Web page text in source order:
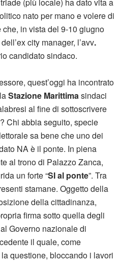
nato per mano e volere di
che, in vista del 9-10 giugno
city manager, l’avv.
candidato sindaco.
quest’oggi ha incontrato
Stazione Marittimasindaci
al fine di sottoscrivere
Chi abbia seguito, specie
sa bene che uno dei
NA è il ponte. In piena
al trono di Palazzo Zanca,
un forte “SI al ponte”. Tra
stamane. Oggetto della
della cittadinanza,
firma sotto quella degli
Governo nazionale di
il quale, come
questione, bloccando i lavori